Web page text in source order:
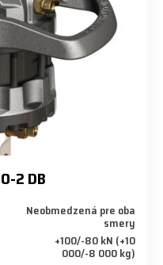
2 DB
Neobmedzená pre oba
smery
+100/-80 kN (+10
000/-8 000 kg)